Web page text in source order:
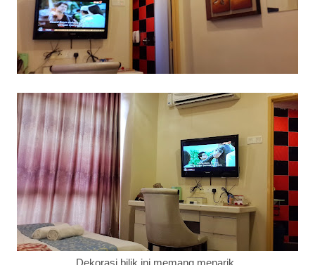
Dekorasi bilik ini memang menarik..